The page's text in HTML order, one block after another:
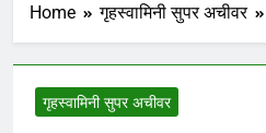
Home गृहस्वामिनी सुपर अचीवर
गृहस्वामिनी सुपर अचीवर